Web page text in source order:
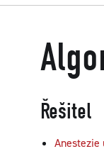
Řešitel